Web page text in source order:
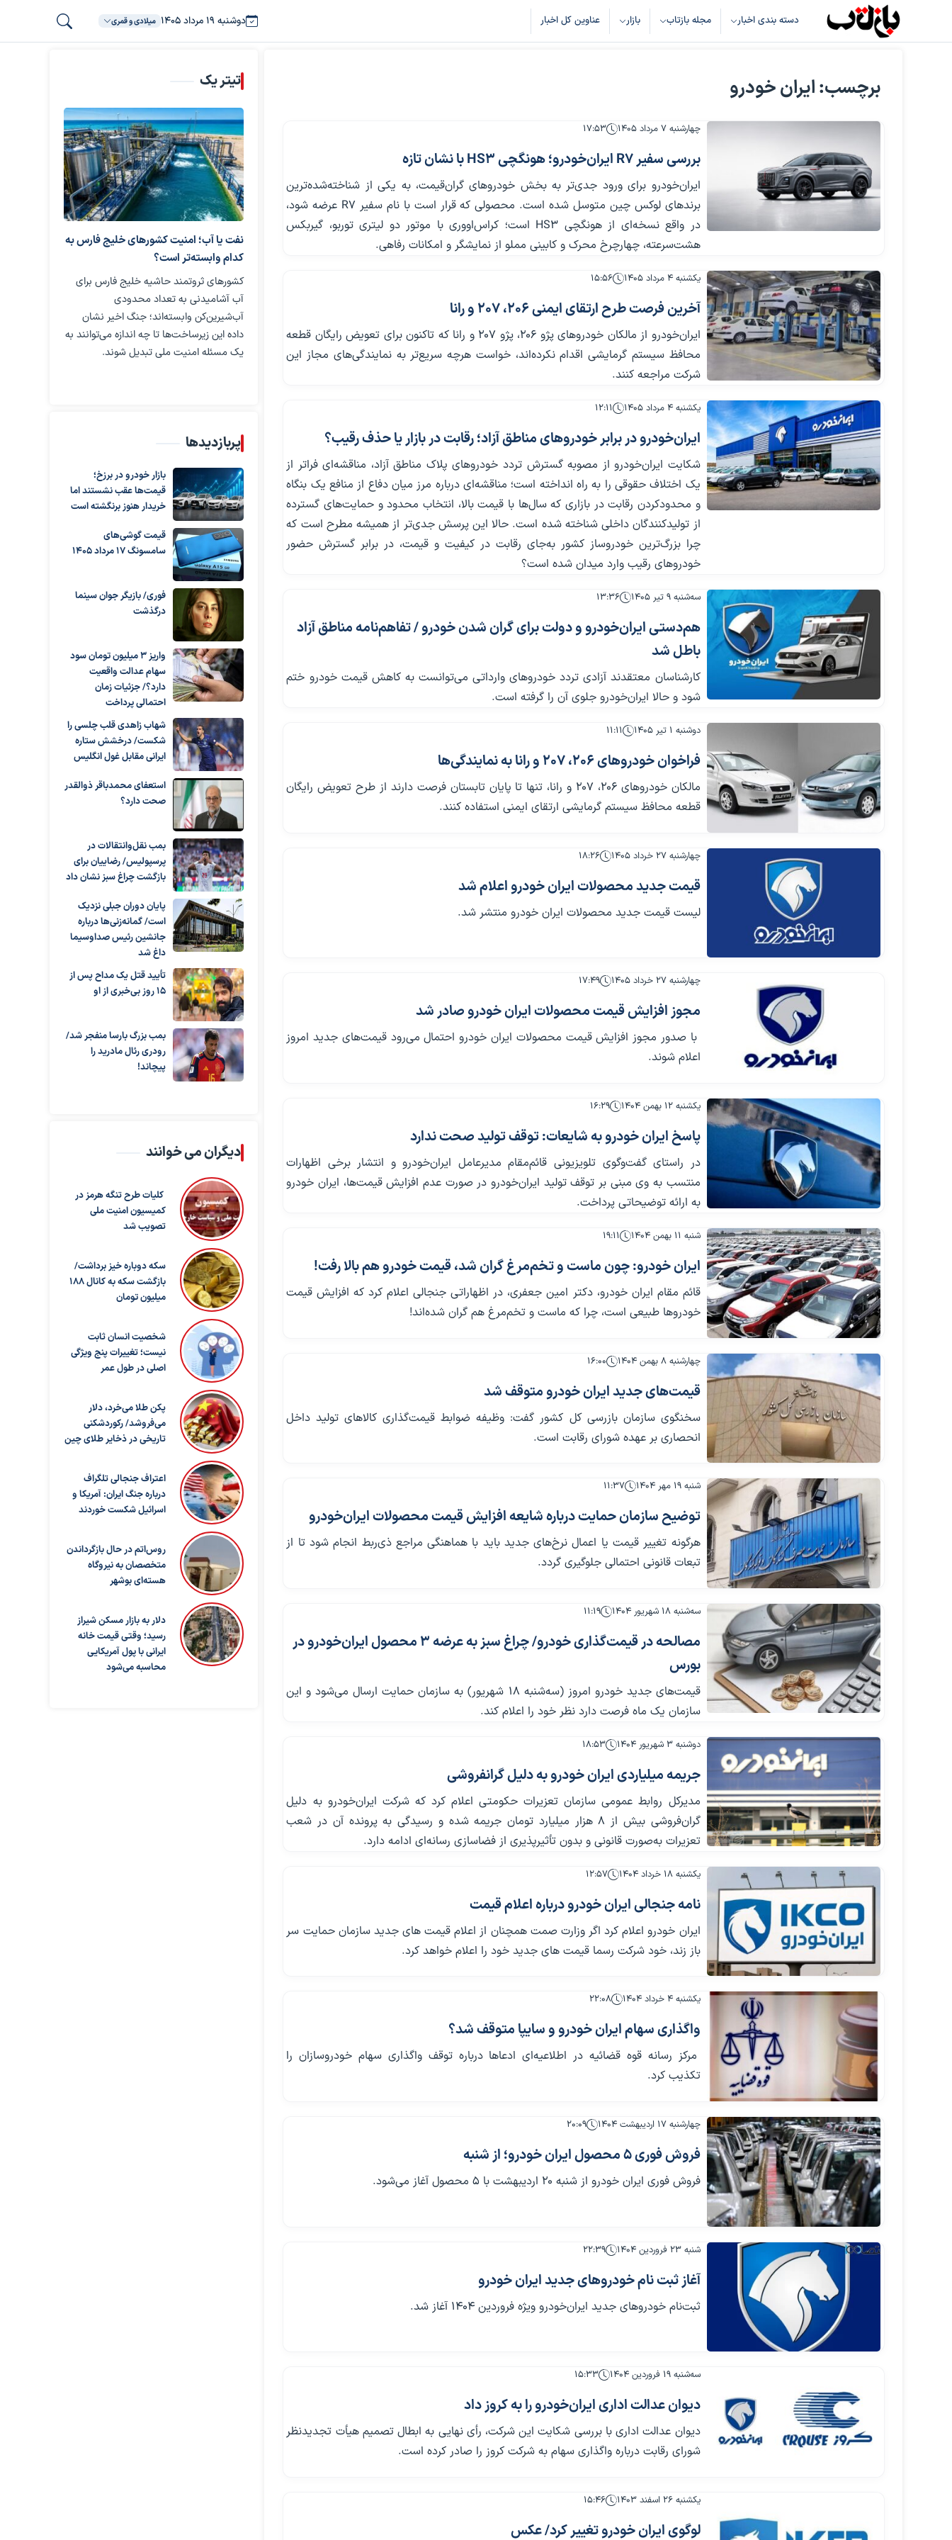
دسته بندی اخبار مجله بازتاب بازار عناوین کل اخبار دوشنبه ۱۹ مرداد ۱۴۰۵ میلادی و قمری
برچسب: ایران خودرو
چهارشنبه ۷ مرداد ۱۴۰۵ ۱۷:۵۳
بررسی سفیر R7 ایران‌خودرو؛ هونگچی HS3 با نشان تازه
ایران‌خودرو برای ورود جدی‌تر به بخش خودروهای گران‌قیمت، به یکی از شناخته‌شده‌ترین
برندهای لوکس چین متوسل شده است. محصولی که قرار است با نام سفیر R7 عرضه شود،
در واقع نسخه‌ای از هونگچی HS3 است؛ کراس‌اووری با موتور دو لیتری توربو، گیربکس
هشت‌سرعته، چهارچرخ محرک و کابینی مملو از نمایشگر و امکانات رفاهی.
یکشنبه ۴ مرداد ۱۴۰۵ ۱۵:۵۶
آخرین فرصت طرح ارتقای ایمنی 206، 207 و رانا
ایران‌خودرو از مالکان خودروهای پژو ۲۰۶، پژو ۲۰۷ و رانا که تاکنون برای تعویض رایگان قطعه
محافظ سیستم گرمایشی اقدام نکرده‌اند، خواست هرچه سریع‌تر به نمایندگی‌های مجاز این
شرکت مراجعه کنند.
یکشنبه ۴ مرداد ۱۴۰۵ ۱۲:۱۱
ایران‌خودرو در برابر خودروهای مناطق آزاد؛ رقابت در بازار یا حذف رقیب؟
شکایت ایران‌خودرو از مصوبه گسترش تردد خودروهای پلاک مناطق آزاد، مناقشه‌ای فراتر از
یک اختلاف حقوقی را به راه انداخته است؛ مناقشه‌ای درباره مرز میان دفاع از منافع یک بنگاه
و محدودکردن رقابت در بازاری که سال‌ها با قیمت بالا، انتخاب محدود و حمایت‌های گسترده
از تولیدکنندگان داخلی شناخته شده است. حالا این پرسش جدی‌تر از همیشه مطرح است که
چرا بزرگ‌ترین خودروساز کشور به‌جای رقابت در کیفیت و قیمت، در برابر گسترش حضور
خودروهای رقیب وارد میدان شده است؟
سه‌شنبه ۹ تیر ۱۴۰۵ ۱۳:۳۶
هم‌دستی ایران‌خودرو و دولت برای گران شدن خودرو / تفاهم‌نامه مناطق آزاد
باطل شد
کارشناسان معتقدند آزادی تردد خودروهای وارداتی می‌توانست به کاهش قیمت خودرو ختم
شود و حالا ایران‌خودرو جلوی آن را گرفته است.
دوشنبه ۱ تیر ۱۴۰۵ ۱۱:۱۱
فراخوان خودروهای 206، 207 و رانا به نمایندگی‌ها
مالکان خودروهای 206، 207 و رانا، تنها تا پایان تابستان فرصت دارند از طرح تعویض رایگان
قطعه محافظ سیستم گرمایشی ارتقای ایمنی استفاده کنند.
چهارشنبه ۲۷ خرداد ۱۴۰۵ ۱۸:۲۶
قیمت جدید محصولات ایران خودرو اعلام شد
لیست قیمت جدید محصولات ایران‌ خودرو منتشر شد.
چهارشنبه ۲۷ خرداد ۱۴۰۵ ۱۷:۴۹
مجوز افزایش قیمت محصولات ایران خودرو صادر شد
با صدور مجوز افزایش قیمت محصولات ایران خودرو احتمال می‌رود قیمت‌های جدید امروز
اعلام شوند.
یکشنبه ۱۲ بهمن ۱۴۰۴ ۱۶:۲۹
پاسخ ایران خودرو به شایعات: توقف تولید صحت ندارد
در راستای گفت‌وگوی تلویزیونی قائم‌مقام مدیرعامل ایران‌خودرو و انتشار برخی اظهارات
منتسب به وی مبنی بر توقف تولید ایران‌خودرو در صورت عدم افزایش قیمت‌ها، ایران خودرو
به ارائه توضیحاتی پرداخت.
شنبه ۱۱ بهمن ۱۴۰۴ ۱۹:۱۱
ایران خودرو: چون ماست و تخم‌مرغ گران شد، قیمت خودرو هم بالا رفت!
قائم مقام ایران خودرو، دکتر امین جعفری، در اظهاراتی جنجالی اعلام کرد که افزایش قیمت
خودروها طبیعی است، چرا که ماست و تخم‌مرغ هم گران شده‌اند!
چهارشنبه ۸ بهمن ۱۴۰۴ ۱۶:۰۰
قیمت‌های جدید ایران خودرو متوقف شد
سخنگوی سازمان بازرسی کل کشور گفت: وظیفه ضوابط قیمت‌گذاری کالاهای تولید داخل
انحصاری بر عهده شورای رقابت است.
شنبه ۱۹ مهر ۱۴۰۴ ۱۱:۳۷
توضیح سازمان حمایت درباره شایعه افزایش قیمت محصولات ایران‌خودرو
هرگونه تغییر قیمت یا اعمال نرخ‌های جدید باید با هماهنگی مراجع ذی‌ربط انجام شود تا از
تبعات قانونی احتمالی جلوگیری گردد.
سه‌شنبه ۱۸ شهریور ۱۴۰۴ ۱۱:۱۹
مصالحه در قیمت‌گذاری خودرو/ چراغ سبز به عرضه ۳ محصول ایران‌خودرو در
بورس
قیمت‌های جدید خودرو امروز (سه‌شنبه ۱۸ شهریور) به سازمان حمایت ارسال می‌شود و این
سازمان یک ماه فرصت دارد نظر خود را اعلام کند.
دوشنبه ۳ شهریور ۱۴۰۴ ۱۸:۵۳
جریمه میلیاردی ایران خودرو به دلیل گرانفروشی
مدیرکل روابط عمومی سازمان تعزیرات حکومتی اعلام کرد که شرکت ایران‌خودرو به دلیل
گران‌فروشی بیش از ۸ هزار میلیارد تومان جریمه شده و رسیدگی به پرونده آن در شعب
تعزیرات به‌صورت قانونی و بدون تأثیرپذیری از فضاسازی رسانه‌ای ادامه دارد.
یکشنبه ۱۸ خرداد ۱۴۰۴ ۱۲:۵۷
نامه جنجالی ایران خودرو درباره اعلام قیمت
ایران خودرو اعلام کرد اگر وزارت صمت همچنان از اعلام قیمت های جدید سازمان حمایت سر
باز زند، خود شرکت رسما قیمت های جدید خود را اعلام خواهد کرد.
یکشنبه ۴ خرداد ۱۴۰۴ ۲۲:۰۸
واگذاری سهام ایران خودرو و سایپا متوقف شد؟
مرکز رسانه قوه قضائیه در اطلاعیه‌ای ادعاها درباره توقف واگذاری سهام خودروسازان را
تکذیب کرد.
چهارشنبه ۱۷ اردیبهشت ۱۴۰۴ ۲۰:۰۹
فروش فوری 5 محصول ایران خودرو؛ از شنبه
فروش فوری ایران خودرو از شنبه ۲۰ اردیبهشت با ۵ محصول آغاز می‌شود.
شنبه ۲۳ فروردین ۱۴۰۴ ۲۲:۳۹
آغاز ثبت نام خودروهای جدید ایران خودرو
ثبت‌نام خودروهای جدید ایران‌خودرو ویژه فروردین ۱۴۰۴ آغاز شد.
سه‌شنبه ۱۹ فروردین ۱۴۰۴ ۱۵:۳۳
دیوان عدالت اداری ایران‌خودرو را به کروز داد
دیوان عدالت اداری با بررسی شکایت این شرکت، رأی نهایی به ابطال تصمیم هیأت تجدیدنظر
شورای رقابت درباره واگذاری سهام به شرکت کروز را صادر کرده است.
یکشنبه ۲۶ اسفند ۱۴۰۳ ۱۵:۴۶
لوگوی ایران خودرو تغییر کرد/ عکس
تیتر یک
نفت یا آب؛ امنیت کشورهای خلیج فارس به
کدام وابسته‌تر است؟
کشورهای ثروتمند حاشیه خلیج فارس برای
آب آشامیدنی به تعداد محدودی
آب‌شیرین‌کن وابسته‌اند؛ جنگ اخیر نشان
داده این زیرساخت‌ها تا چه اندازه می‌توانند به
یک مسئله امنیت ملی تبدیل شوند.
پربازدیدها
بازار خودرو در برزخ؛
قیمت‌ها عقب نشستند اما
خریدار هنوز برنگشته است
قیمت گوشی‌های
سامسونگ 17 مرداد 1405
فوری/ بازیگر جوان سینما
درگذشت
واریز ۳ میلیون تومان سود
سهام عدالت واقعیت
دارد؟/ جزئیات زمان
احتمالی پرداخت
شهاب زاهدی قلب چلسی را
شکست/ درخشش ستاره
ایرانی مقابل غول انگلیس
استعفای محمدباقر ذوالقدر
صحت دارد؟
بمب نقل‌وانتقالات در
پرسپولیس/ رضاییان برای
بازگشت چراغ سبز نشان داد
پایان دوران جبلی نزدیک
است/ گمانه‌زنی‌ها درباره
جانشین رئیس صداوسیما
داغ شد
تأیید قتل یک مداح پس از
۱۵ روز بی‌خبری از او
بمب بزرگ بارسا منفجر شد/
رودری رئال مادرید را
پیچاند!
دیگران می خوانند
کلیات طرح تنگه هرمز در
کمیسیون امنیت ملی
تصویب شد
سکه دوباره خیز برداشت/
بازگشت سکه به کانال ۱۸۸
میلیون تومان
شخصیت انسان ثابت
نیست؛ تغییرات پنج ویژگی
اصلی در طول عمر
پکن طلا می‌خرد، دلار
می‌فروشد/ رکوردشکنی
تاریخی در ذخایر طلای چین
اعتراف جنجالی تلگراف
درباره جنگ ایران: آمریکا و
اسرائیل شکست خوردند
روس‌اتم در حال بازگرداندن
متخصصان به نیروگاه
هسته‌ای بوشهر
دلار به بازار مسکن شیراز
رسید؛ وقتی قیمت خانه
ایرانی با پول آمریکایی
محاسبه می‌شود